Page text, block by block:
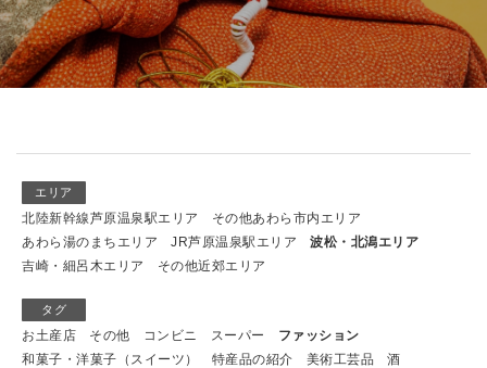
エリア
北陸新幹線芦原温泉駅エリア
その他あわら市内エリア
あわら湯のまちエリア
JR芦原温泉駅エリア
波松・北潟エリア
吉崎・細呂木エリア
その他近郊エリア
タグ
お土産店 その他 コンビニ スーパー
ファッション
和菓子・洋菓子（スイーツ）
特産品の紹介 美術工芸品
酒